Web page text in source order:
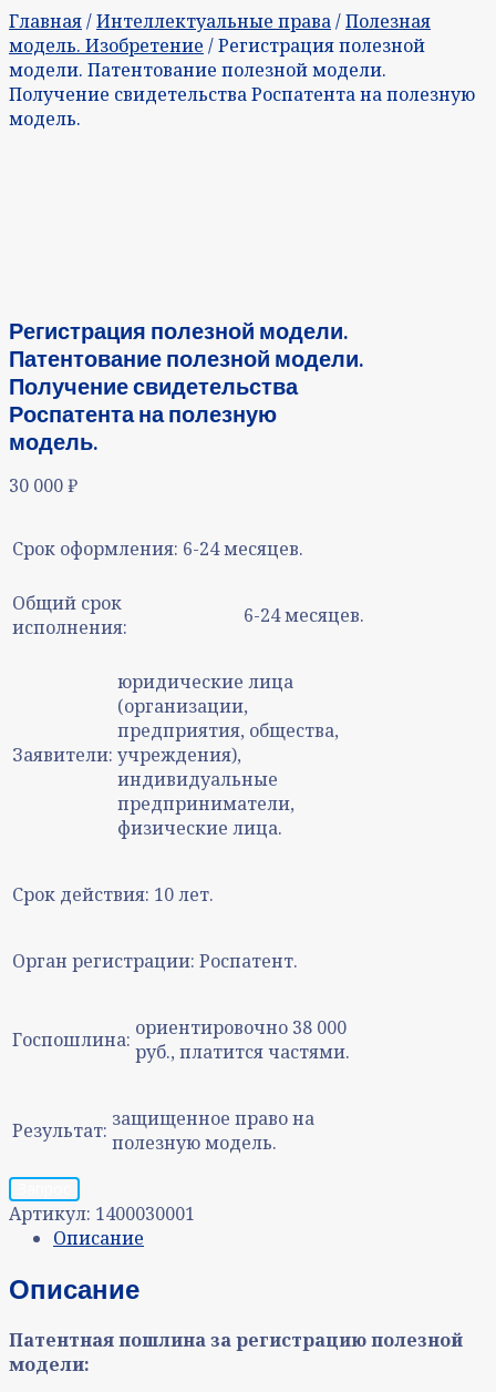
Главная/Интеллектуальные права/Полезная
модель. Изобретение / Регистрация полезной
модели. Патентование полезной модели.
Получение свидетельства Роспатента на полезную
модель.
Регистрация полезной модели.
Патентование полезной модели.
Получение свидетельства
Роспатента на полезную
модель.
30 000₽
Срок оформления: 6-24 месяцев.
Общий срок
исполнения:
6-24 месяцев.
Заявители:
юридические лица
(организации,
предприятия, общества,
учреждения),
индивидуальные
предприниматели,
физические лица.
Срок действия: 10 лет.
Орган регистрации: Роспатент.
Госпошлина: ориентировочно 38 000
руб., платится частями.
Результат: защищенное право на
полезную модель.
Артикул: 1400030001
Описание
Описание
Патентная пошлина за регистрацию полезной
модели: